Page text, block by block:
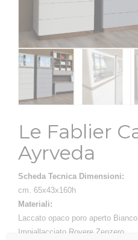
Le Fablier
Ayrveda
Scheda Tecnica Dimensioni:
cm. 65x43x160h
Materiali:
Laccato opaco poro aperto
Impiallacciato Rovere Zenzero